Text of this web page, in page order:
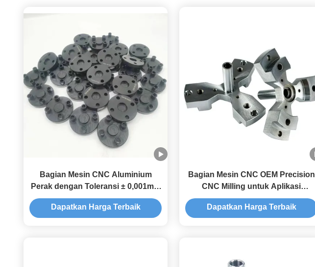
Bagian Mesin CNC Aluminium
Perak dengan Toleransi ± 0,001mm
Desain Khusus
Dapatkan Harga Terbaik
Bagian Mesin CNC OEM Precision
CNC Milling untuk Aplikasi
Kesehatan Kritis
Dapatkan Harga Terbaik